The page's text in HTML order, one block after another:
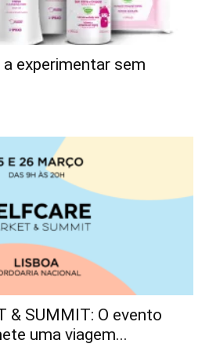
experimentar sem
& SUMMIT: O evento
uma viagem...